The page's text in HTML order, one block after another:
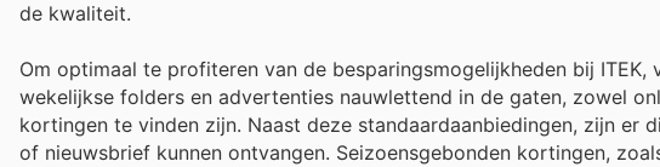
de kwaliteit.
Om optimaal te profiteren van de besparingsmogelijkheden bij
wekelijkse folders en advertenties nauwlettend in de gaten, zowel
kortingen te vinden zijn. Naast deze standaardaanbiedingen, zijn
of nieuwsbrief kunnen ontvangen. Seizoensgebonden kortingen,